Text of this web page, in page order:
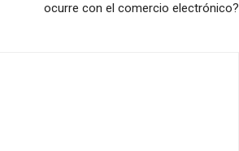
ocurre con el comercio electrónico?